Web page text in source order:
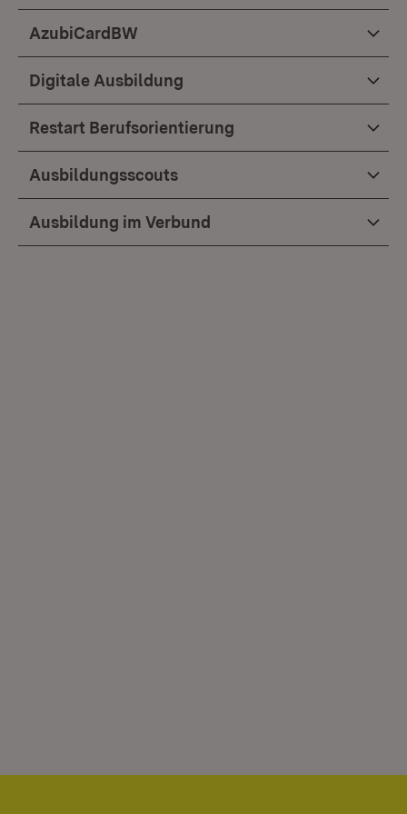
AzubiCardBW
Digitale Ausbildung
Restart Berufsorientierung
Ausbildungsscouts
Ausbildung im Verbund